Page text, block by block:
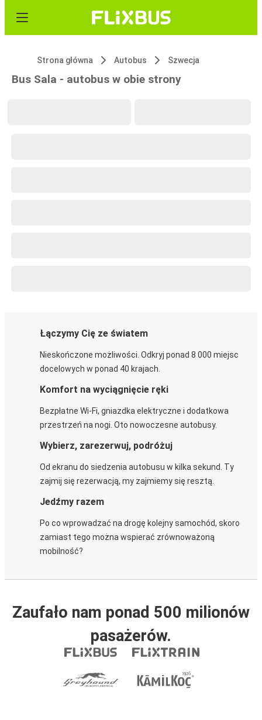
Strona główna Autobus Szwecja
Bus Sala - autobus w obie strony
Łączymy Cię ze światem
Nieskończone możliwości. Odkryj ponad 8 000 miejsc
docelowych w ponad 40 krajach.
Komfort na wyciągnięcie ręki
Bezpłatne Wi-Fi, gniazdka elektryczne i dodatkowa
przestrzeń na nogi. Oto nowoczesne autobusy.
Wybierz, zarezerwuj, podróżuj
Od ekranu do siedzenia autobusu w kilka sekund. Ty
zajmij się rezerwacją, my zajmiemy się resztą.
Jedźmy razem
Po co wprowadzać na drogę kolejny samochód, skoro
zamiast tego można wspierać zrównoważoną
mobilność?
Zaufało nam ponad 500 milionów
pasażerów.